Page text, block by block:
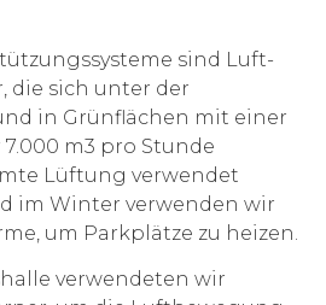
sind Luft-
die sich unter der
in Grünflächen mit einer
m3 pro Stunde
Lüftung verwendet
im Winter verwenden wir
um Parkplätze zu heizen.
verwendeten wir